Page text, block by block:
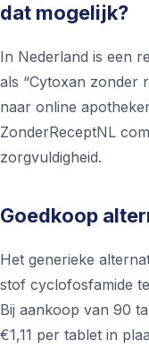
dat mogelijk?
In Nederland is een
als “Cytoxan zonder
naar online
ZonderReceptNL
zorgvuldigheid.
Goedkoop
Het generieke
stof cyclofosfamide
Bij aankoop van 90
€1,11 per tablet in